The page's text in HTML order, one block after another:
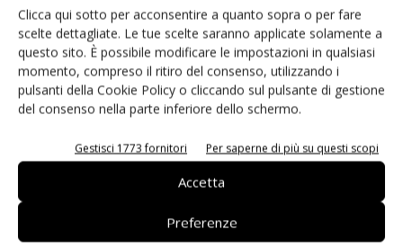
Clicca qui sotto per acconsentire a quanto sopra o per fare
scelte dettagliate. Le tue scelte saranno applicate solamente a
questo sito. È possibile modificare le impostazioni in qualsiasi
momento, compreso il ritiro del consenso, utilizzando i
pulsanti della Cookie Policy o cliccando sul pulsante di gestione
del consenso nella parte inferiore dello schermo.
Gestisci 1773 fornitori Per saperne di più su questi scopi
Accetta
Preferenze
Chiara Bertoletti 22 Maggio 2018
3 4 5
E-Magazine